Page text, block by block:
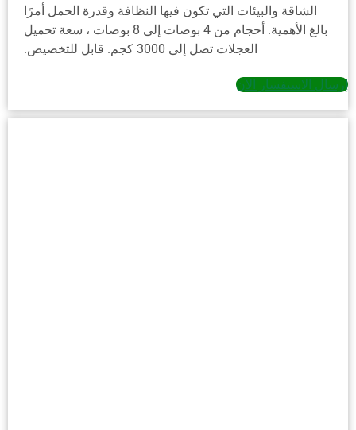
الشاقة والبيئات التي تكون فيها النظافة وقدرة الحمل أمرًا
بالغ الأهمية. أحجام من 4 بوصات إلى 8 بوصات ، سعة تحميل
العجلات تصل إلى 3000 كجم. قابل للتخصيص.
إرسال الاستفسار الآن